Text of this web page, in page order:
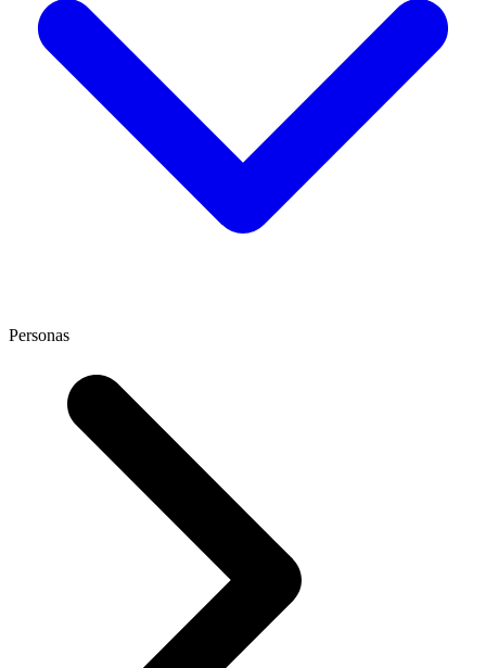
Personas